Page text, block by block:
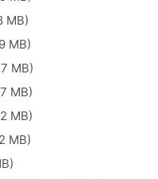
MB)
MB)
MB)
MB)
MB)
MB)